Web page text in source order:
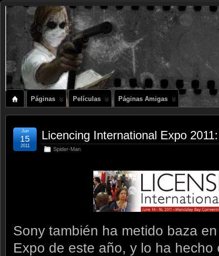
Páginas Películas Páginas Amigas
Licencing International Expo
Spider-Man
Jun
15
2011
Sony también ha metido baza
Expo de este año, y lo ha